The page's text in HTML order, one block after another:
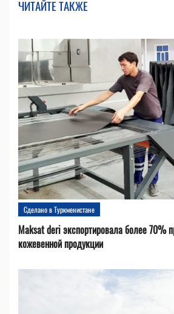
ЧИТАЙТЕ ТАКЖЕ
Сделано в Туркменистане
Maksat deri экспортировала более 70%
кожевенной продукции